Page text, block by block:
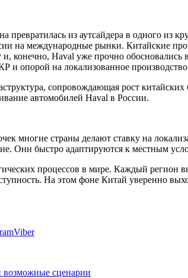
превратилась из аутсайдера в одного
на международные рынки. Китайские
конечно, Haval уже прочно
и опорой на локализованное
сопровождающая рост
автомобилей Haval в России.
многие страны делают ставку на
Они быстро адаптируются к местным
процессов в мире. Каждый
На этом фоне Китай уверенно
Viber
возможные сценарии